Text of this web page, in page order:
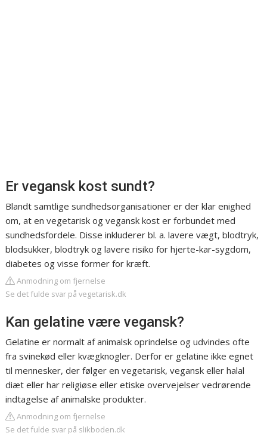
Er vegansk kost sundt?
Blandt samtlige sundhedsorganisationer er der klar enighed
om, at en vegetarisk og vegansk kost er forbundet med
sundhedsfordele. Disse inkluderer bl. a. lavere vægt, blodtryk,
blodsukker, blodtryk og lavere risiko for hjerte-kar-sygdom,
diabetes og visse former for kræft.
Anmodning om fjernelse
Se det fulde svar på vegetarisk.dk
Kan gelatine være vegansk?
Gelatine er normalt af animalsk oprindelse og udvindes ofte
fra svinekød eller kvægknogler. Derfor er gelatine ikke egnet
til mennesker, der følger en vegetarisk, vegansk eller halal
diæt eller har religiøse eller etiske overvejelser vedrørende
indtagelse af animalske produkter.
Anmodning om fjernelse
Se det fulde svar på slikboden.dk